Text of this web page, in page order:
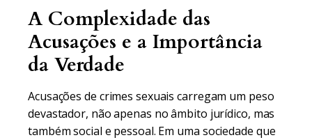
A Complexidade das
Acusações e a Importância
da Verdade
Acusações de crimes sexuais carregam um peso
devastador, não apenas no âmbito jurídico, mas
também social e pessoal. Em uma sociedade que